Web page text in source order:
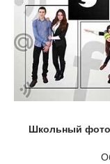
Школьный